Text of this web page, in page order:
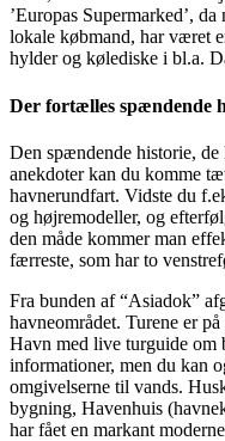
’Europas Supermarked’,
lokale købmand, har været
hylder og kølediske i bl.a.
Der fortælles spændende
Den spændende historie,
anekdoter kan du komme
havnerundfart. Vidste du
og højremodeller, og
den måde kommer man
færreste, som har to
Fra bunden af “Asiadok”
havneområdet. Turene er
Havn med live turguide om
informationer, men du kan
omgivelserne til vands.
bygning, Havenhuis
har fået en markant